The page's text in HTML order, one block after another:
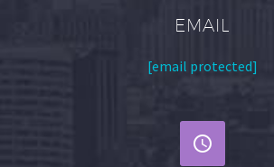
EMAIL
[email protected]

